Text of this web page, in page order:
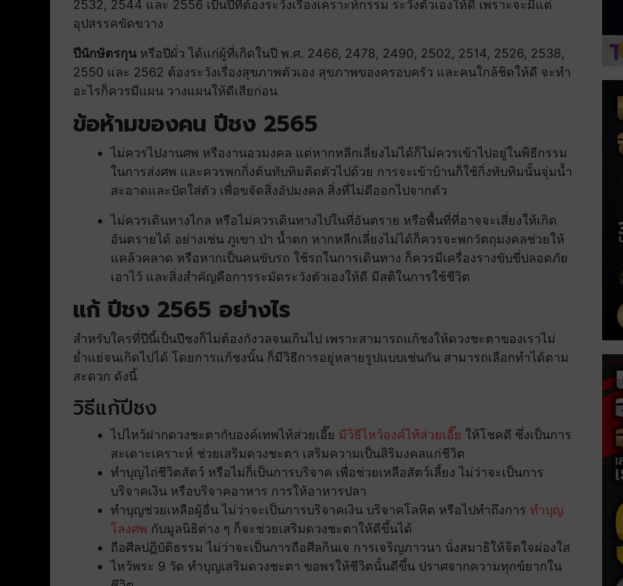
2532, 2544 และ 2556 เป็นปีที่ต้องระวังเรื่องเคราะห์กรรม ระวังตัวเองให้ดี เพราะจะมีแต่
อุปสรรคขัดขวาง
ปีนักษัตรกุนหรือปีผั่ว ได้แก่ผู้ที่เกิดในปี พ.ศ. 2466, 2478, 2490, 2502, 2514, 2526, 2538,
2550 และ 2562 ต้องระวังเรื่องสุขภาพตัวเอง สุขภาพของครอบครัว และคนใกล้ชิดให้ดี จะทำ
อะไรก็ควรมีแผน วางแผนให้ดีเสียก่อน
ข้อห้ามของคน ปีชง 2565
ไม่ควรไปงานศพ หรืองานอวมงคล แต่หากหลีกเลี่ยงไม่ได้ก็ไม่ควรเข้าไปอยู่ในพิธีกรรม
ในการส่งศพ และควรพกกิ่งต้นทับทิมติดตัวไปด้วย การจะเข้าบ้านก็ใช้กิ่งทับทิมนั้นจุ่มน้ำ
สะอาดและปัดใส่ตัว เพื่อขจัดสิ่งอัปมงคล สิ่งที่ไม่ดีออกไปจากตัว
ไม่ควรเดินทางไกล หรือไม่ควรเดินทางไปในที่อันตราย หรือพื้นที่ที่อาจจะเสี่ยงให้เกิด
อันตรายได้ อย่างเช่น ภูเขา ป่า น้ำตก หากหลีกเลี่ยงไม่ได้ก็ควรจะพกวัตถุมงคลช่วยให้
แคล้วคลาด หรือหากเป็นคนขับรถ ใช้รถในการเดินทาง ก็ควรมีเครื่องรางขับขี่ปลอดภัย
เอาไว้ และสิ่งสำคัญคือการระมัดระวังตัวเองให้ดี มีสติในการใช้ชีวิต
แก้ ปีชง 2565 อย่างไร
สำหรับใครที่ปีนี้เป็นปีชงก็ไม่ต้องกังวลจนเกินไป เพราะสามารถแก้ชงให้ดวงชะตาของเราไม่
ย่ำแย่จนเกิดไปได้ โดยการแก้ชงนั้น ก็มีวิธีการอยู่หลายรูปแบบเช่นกัน สามารถเลือกทำได้ตาม
สะดวก ดังนี้
วิธีแก้ปีชง
ไปไหว้ฝากดวงชะตากับองค์เทพไท้ส่วยเอี๊ย มีวิธีไหว์องค์ไท้ส่วยเอี๊ย ให้โชคดี ซึ่งเป็นการ
สะเดาะเคราะห์ ช่วยเสริมดวงชะตา เสริมความเป็นสิริมงคลแก่ชีวิต
ทำบุญไถ่ชีวิตสัตว์ หรือไม่ก็เป็นการบริจาค เพื่อช่วยเหลือสัตว์เลี้ยง ไม่ว่าจะเป็นการ
บริจาคเงิน หรือบริจาคอาหาร การให้อาหารปลา
ทำบุญช่วยเหลือผู้อื่น ไม่ว่าจะเป็นการบริจาคเงิน บริจาคโลหิต หรือไปทำถึงการ ทำบุญ
โลงศพ กับมูลนิธิต่าง ๆ ก็จะช่วยเสริมดวงชะตาให้ดีขึ้นได้
ถือศีลปฏิบัติธรรม ไม่ว่าจะเป็นการถือศีลกินเจ การเจริญภาวนา นั่งสมาธิให้จิตใจผ่องใส
ไหว้พระ 9 วัด ทำบุญเสริมดวงชะตา ขอพรให้ชีวิตนั้นดีขึ้น ปราศจากความทุกข์ยากใน